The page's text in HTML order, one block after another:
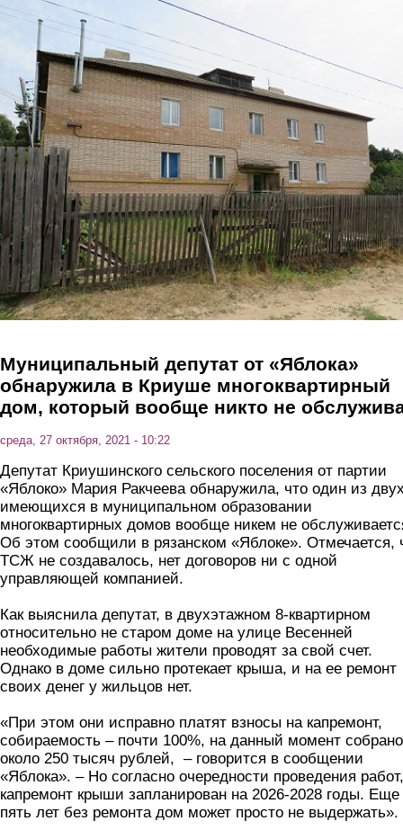
Перейти к основному содержанию
Муниципальный депутат от «Яблока»
обнаружила в Криуше многоквартирный
дом, который вообще никто не
среда, 27 октября, 2021 - 10:22
Депутат Криушинского сельского поселения от партии
«Яблоко» Мария Ракчеева обнаружила, что один из
имеющихся в муниципальном образовании
многоквартирных домов вообще никем не
Об этом сообщили в рязанском «Яблоке». Отмечается,
ТСЖ не создавалось, нет договоров ни с одной
управляющей компанией.
Как выяснила депутат, в двухэтажном 8-квартирном
относительно не старом доме на улице Весенней
необходимые работы жители проводят за свой счет.
Однако в доме сильно протекает крыша, и на ее ремонт
своих денег у жильцов нет.
«При этом они исправно платят взносы на капремонт,
собираемость – почти 100%, на данный момент собрано
около 250 тысяч рублей, – говорится в сообщении
«Яблока». – Но согласно очередности проведения работ,
капремонт крыши запланирован на 2026-2028 годы. Еще
пять лет без ремонта дом может просто не выдержать».